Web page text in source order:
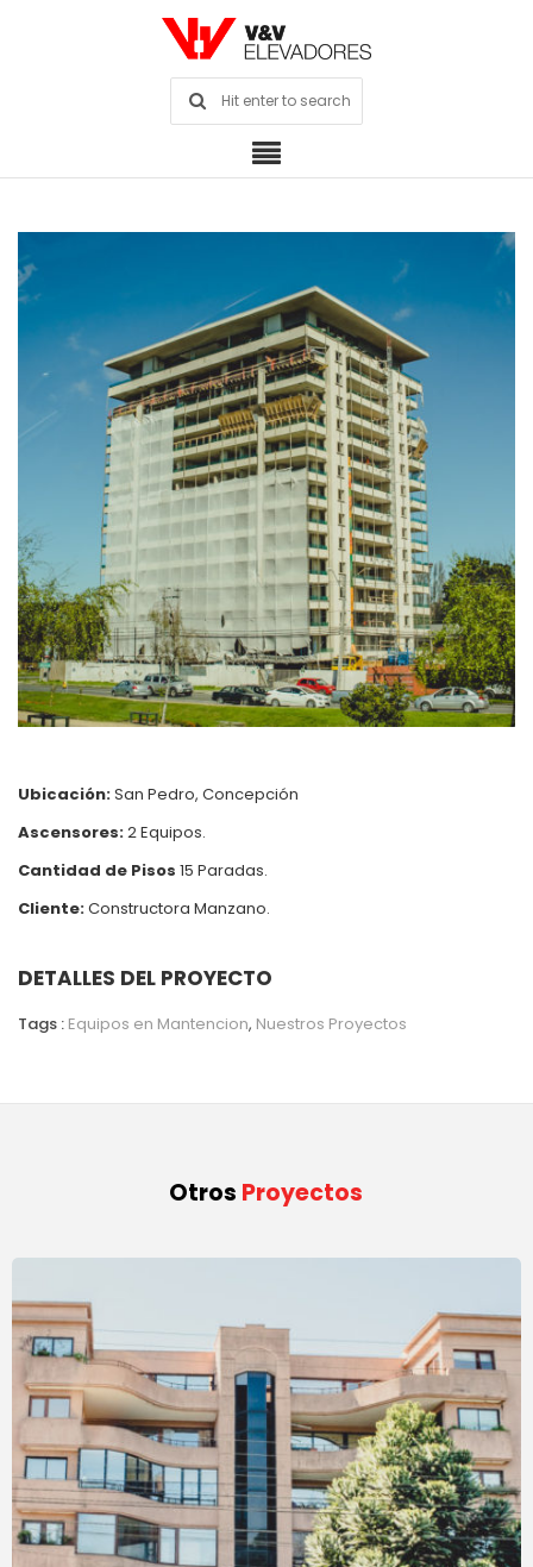
Ubicación:San Pedro, Concepción
Ascensores:2 Equipos.
Cantidad de Pisos 15 Paradas.
Cliente:Constructora Manzano.
DETALLES DEL PROYECTO
Tags : Equipos en Mantencion, Nuestros Proyectos
Otros Proyectos